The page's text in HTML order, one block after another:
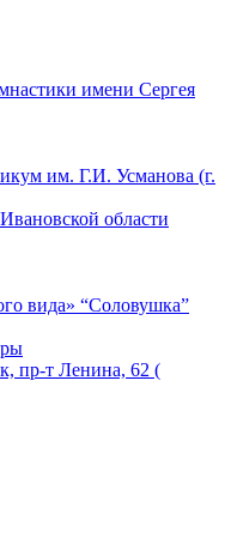
имени Сергея
им. Г.И. Усманова (г.
области
вида» “Соловушка”
пр-т Ленина, 62 (